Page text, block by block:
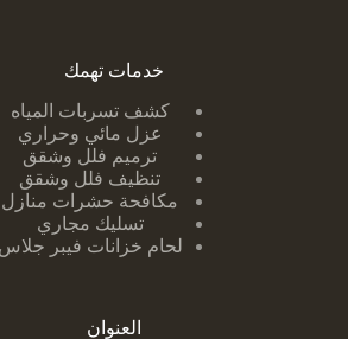
خدمات تهمك
كشف تسربات ا لمياه
عزل مائي وحراري
ترميم فلل وشقق
تنظيف فلل وشقق
مكافحة حشرات منازل
تسليك مجاري
لحام خزانات فيبر جلاس
العنوان